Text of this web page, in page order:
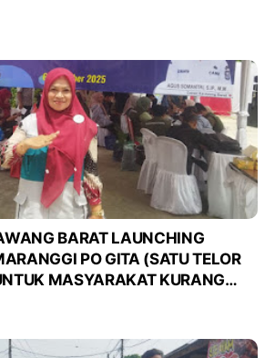
BARAT LAUNCHING
PO GITA (SATU TELOR
MASYARAKAT KURANG
KITA), UNTUK
BARAT*